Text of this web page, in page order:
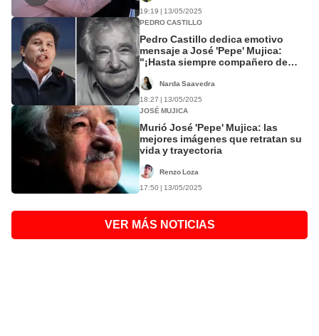
19:19 | 13/05/2025
PEDRO CASTILLO
Pedro Castillo dedica emotivo
mensaje a José 'Pepe' Mujica:
"¡Hasta siempre compañero de
Narda Saavedra
18:27 | 13/05/2025
JOSÉ MUJICA
Murió José 'Pepe' Mujica: las
mejores imágenes que retratan su
vida y trayectoria
Renzo Loza
17:50 | 13/05/2025
VER MÁS NOTICIAS